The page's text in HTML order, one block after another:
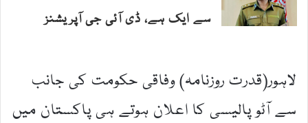
سے ایک ہے، ڈی آئی جی آپریشنز
لاہور(قدرت روزنامہ) وفاقی حکومت کی جانب
سے آٹو پالیسی کا اعلان ہوتے ہی پاکستان میں